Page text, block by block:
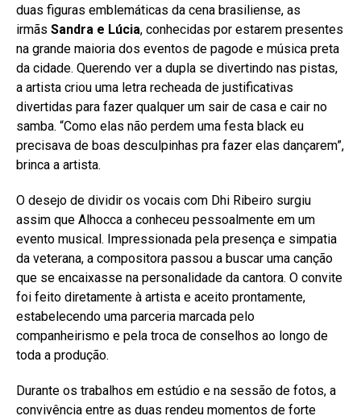
duas figuras emblemáticas da cena brasiliense, as
irmãs Sandra e Lúcia, conhecidas por estarem presentes
na grande maioria dos eventos de pagode e música preta
da cidade. Querendo ver a dupla se divertindo nas pistas,
a artista criou uma letra recheada de justificativas
divertidas para fazer qualquer um sair de casa e cair no
samba. “Como elas não perdem uma festa black eu
precisava de boas desculpinhas pra fazer elas dançarem”,
brinca a artista.
O desejo de dividir os vocais com Dhi Ribeiro surgiu
assim que Alhocca a conheceu pessoalmente em um
evento musical. Impressionada pela presença e simpatia
da veterana, a compositora passou a buscar uma canção
que se encaixasse na personalidade da cantora. O convite
foi feito diretamente à artista e aceito prontamente,
estabelecendo uma parceria marcada pelo
companheirismo e pela troca de conselhos ao longo de
toda a produção.
Durante os trabalhos em estúdio e na sessão de fotos, a
convivência entre as duas rendeu momentos de forte